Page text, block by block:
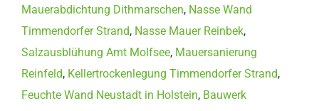
Mauerabdichtung Dithmarschen, Nasse Wand
Timmendorfer Strand, Nasse Mauer Reinbek,
Salzausblühung Amt Molfsee, Mauersanierung
Reinfeld, Kellertrockenlegung Timmendorfer Strand,
Feuchte Wand Neustadt in Holstein, Bauwerk